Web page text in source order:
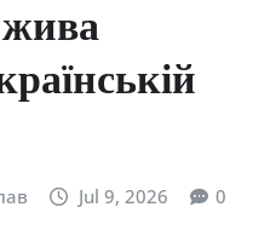
жива
Jul 9, 2026 0